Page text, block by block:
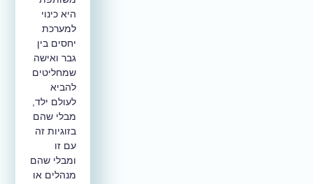
היא כינוי
למערכת
יחסים בין
גבר ואישה
שמחליטים
להביא
לעולם ילד,
מבלי שהם
בזוגיות זה
עם זו
ומבלי שהם
מנהלים או